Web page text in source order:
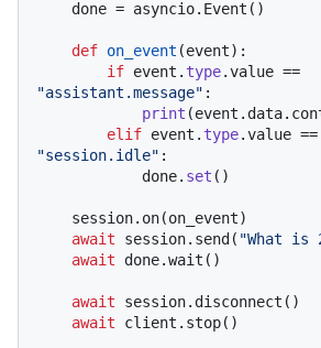
def on_event (event):
if event. type
"assistant.message" :
print
elif event. type
"session.idle" :
            done.
set ()
await session.send( "What is
await done.wait()
await session.disconnect()
await client.stop()